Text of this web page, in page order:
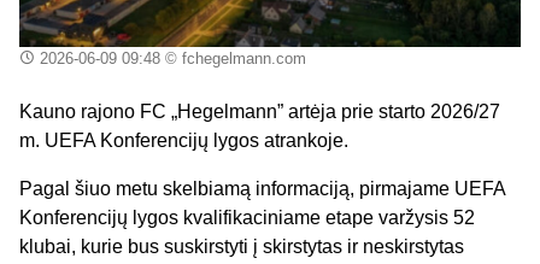
2026-06-09 09:48© fchegelmann.com
Kauno rajono FC „Hegelmann” artėja prie starto 2026/27
m. UEFA Konferencijų lygos atrankoje.
Pagal šiuo metu skelbiamą informaciją, pirmajame UEFA
Konferencijų lygos kvalifikaciniame etape varžysis 52
klubai, kurie bus suskirstyti į skirstytas ir neskirstytas